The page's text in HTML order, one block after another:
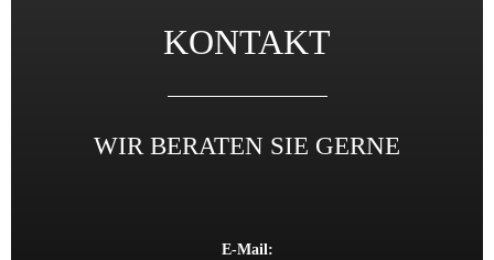
KONTAKT
WIR BERATEN SIE GERNE
E-Mail: